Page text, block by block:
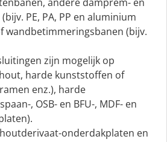
andere damprem- en
PE, PA, PP en aluminium
wandbetimmeringsbanen (bijv.
zijn mogelijk op
harde kunststoffen of
enz.), harde
, OSB- en BFU-, MDF- en
onderdakplaten en